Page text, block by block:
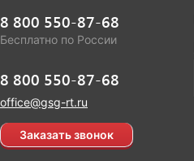
8 800 550-87-68
Бесплатно по России
8 800 550-87-68
office@gsg-rt.ru
Заказать звонок